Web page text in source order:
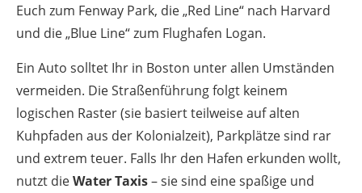
Euch zum Fenway Park, die „Red Line“ nach Harvard
und die „Blue Line“ zum Flughafen Logan.
Ein Auto solltet Ihr in Boston unter allen Umständen
vermeiden. Die Straßenführung folgt keinem
logischen Raster (sie basiert teilweise auf alten
Kuhpfaden aus der Kolonialzeit), Parkplätze sind rar
und extrem teuer. Falls Ihr den Hafen erkunden wollt,
nutzt dieWater Taxis– sie sind eine spaßige und